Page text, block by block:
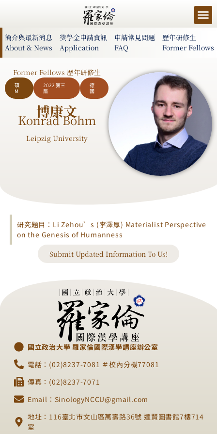
簡介與最新消息
About & News
獎學金申請資訊
Application
申請常見問題
FAQ
歷年研修生
Former Fellows
Former Fellows 歷年研修生
碩
M
2022 第三
屆
德
國
博康文
Konrad Böhm
Leipzig University
研究題目：Li Zehou’s (李澤厚) Materialist Perspective
on the Genesis of Humanness
Submit Updated Information To Us!
國立政治大學 羅家倫國際漢學講座辦公室
電話：(02)8237-7081 ＃校內分機77081
傳真：(02)8237-7071
Email：SinologyNCCU@gmail.com
地址：116臺北市文山區萬壽路36號 達賢圖書館7樓714
室